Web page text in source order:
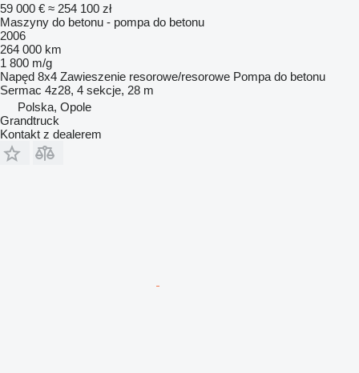
59 000 € ≈ 254 100 zł
Maszyny do betonu - pompa do betonu
2006
264 000 km
1 800 m/g
Napęd 8x4 Zawieszenie resorowe/resorowe Pompa do betonu
Sermac 4z28, 4 sekcje, 28 m
Polska, Opole
Grandtruck
Kontakt z dealerem